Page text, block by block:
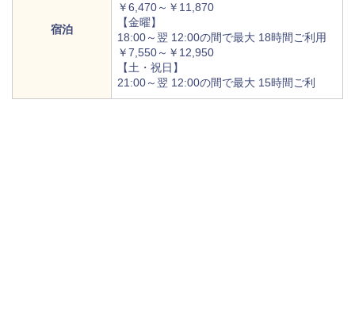
宿泊
￥6,470～￥11,870
【金曜】
18:00～翌 12:00の間で最大 18時間ご利用
￥7,550～￥12,950
【土・祝日】
21:00～翌 12:00の間で最大 15時間ご利